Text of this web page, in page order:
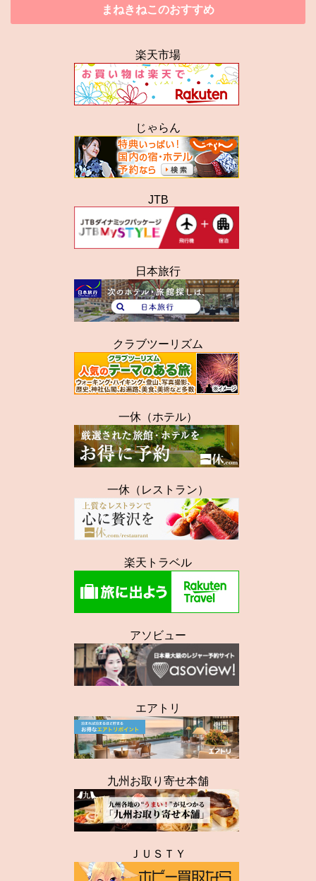
まねきねこのおすすめ
楽天市場
じゃらん
JTB
日本旅行
クラブツーリズム
一休（ホテル）
一休（レストラン）
楽天トラベル
アソビュー
エアトリ
九州お取り寄せ本舗
ＪＵＳＴＹ